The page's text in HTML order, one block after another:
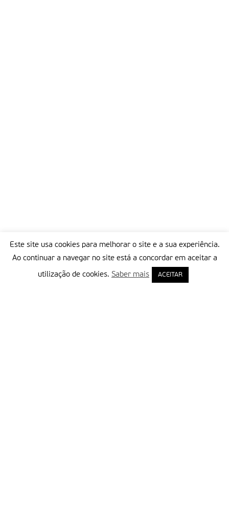
Este site usa cookies para melhorar o site e a sua experiência.
Ao continuar a navegar no site está a concordar em aceitar a
utilização de cookies. Saber mais ACEITAR